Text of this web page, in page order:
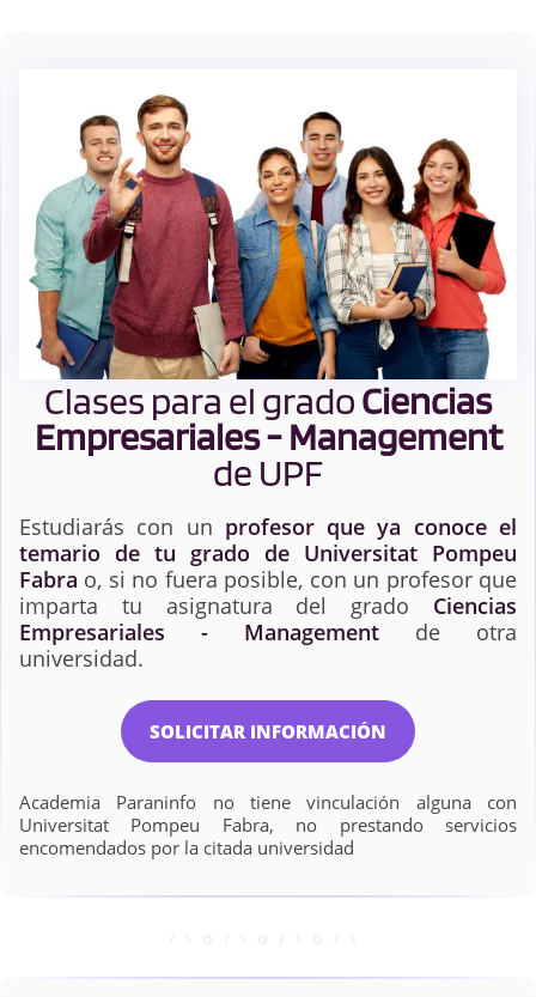
Clases para el gradoCiencias
Empresariales - Management
de UPF
Estudiarás con un profesor que ya conoce el
temario de tu grado de Universitat Pompeu
Fabra o, si no fuera posible, con un profesor que
imparta tu asignatura del grado Ciencias
Empresariales - Management de otra
universidad.
SOLICITAR INFORMACIÓN
Academia Paraninfo no tiene vinculación alguna con
Universitat Pompeu Fabra, no prestando servicios
encomendados por la citada universidad